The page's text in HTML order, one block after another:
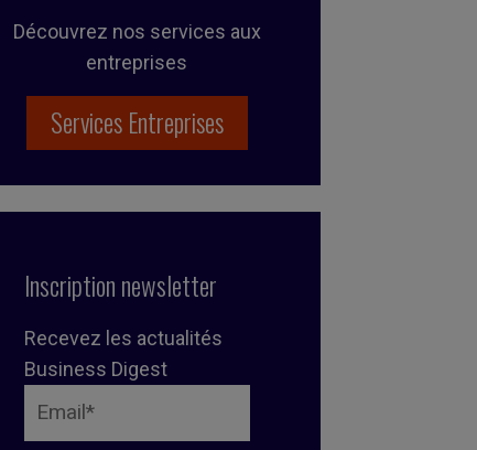
Découvrez nos services aux
entreprises
Services Entreprises
Inscription newsletter
Recevez les actualités
Business Digest